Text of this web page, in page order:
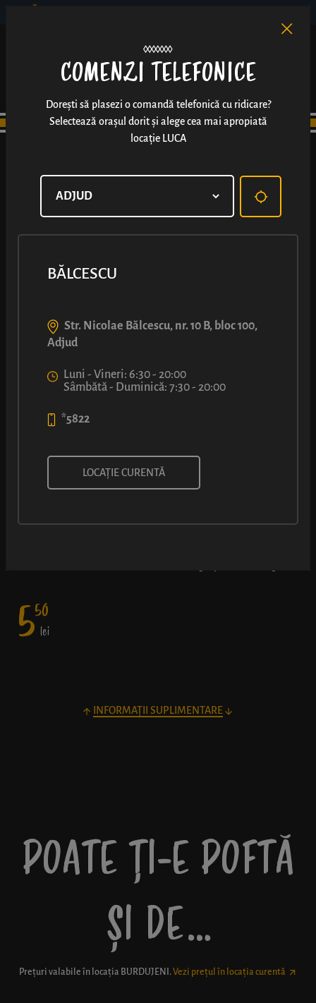
COVRIG CU UMPLUTURĂ CU
NUTELLA®
550
lei
INFORMAȚII SUPLIMENTARE
POATE ȚI-E POFTĂ
ȘI DE…
Prețuri valabile în locația BURDUJENI . Vezi prețul în locația curentă
COMENZI TELEFONICE
Dorești să plasezi o comandă telefonică cu ridicare?
Selectează orașul dorit și alege cea mai apropiată
locație LUCA
BĂLCESCU
Str. Nicolae Bălcescu, nr. 10 B, bloc 100,
Adjud
Luni - Vineri: 6:30 - 20:00
Sâmbătă - Duminică: 7:30 - 20:00
*5822
LOCAȚIE CURENTĂ